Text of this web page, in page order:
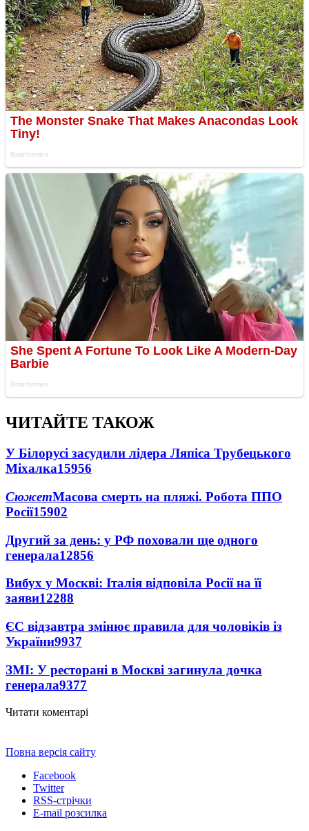
ЧИТАЙТЕ ТАКОЖ
У Білорусі засудили лідера Ляпіса Трубецького
Міхалка15956
СюжетМасова смерть на пляжі. Робота ППО
Росії15902
Другий за день: у РФ поховали ще одного
генерала12856
Вибух у Москві: Італія відповіла Росії на її
заяви12288
ЄС відзавтра змінює правила для чоловіків із
України9937
ЗМІ: У ресторані в Москві загинула дочка
генерала9377
Читати коментарі
Повна версія сайту
Facebook
Twitter
RSS-стрічки
E-mail розсилка